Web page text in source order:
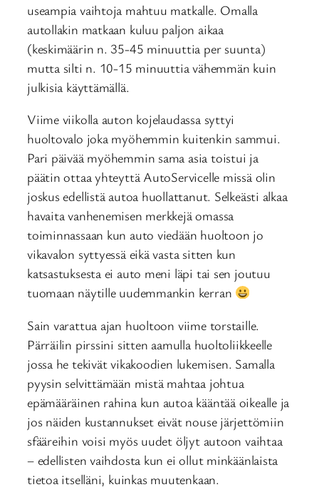
useampia vaihtoja mahtuu matkalle. Omalla
autollakin matkaan kuluu paljon aikaa
(keskimäärin n. 35-45 minuuttia per suunta)
mutta silti n. 10-15 minuuttia vähemmän kuin
julkisia käyttämällä.
Viime viikolla auton kojelaudassa syttyi
huoltovalo joka myöhemmin kuitenkin sammui.
Pari päivää myöhemmin sama asia toistui ja
päätin ottaa yhteyttä AutoServicelle missä olin
joskus edellistä autoa huollattanut. Selkeästi alkaa
havaita vanhenemisen merkkejä omassa
toiminnassaan kun auto viedään huoltoon jo
vikavalon syttyessä eikä vasta sitten kun
katsastuksesta ei auto meni läpi tai sen joutuu
tuomaan näytille uudemmankin kerran
Sain varattua ajan huoltoon viime torstaille.
Pärräilin pirssini sitten aamulla huoltoliikkeelle
jossa he tekivät vikakoodien lukemisen. Samalla
pyysin selvittämään mistä mahtaa johtua
epämääräinen rahina kun autoa kääntää oikealle ja
jos näiden kustannukset eivät nouse järjettömiin
sfääreihin voisi myös uudet öljyt autoon vaihtaa
– edellisten vaihdosta kun ei ollut minkäänlaista
tietoa itselläni, kuinkas muutenkaan.